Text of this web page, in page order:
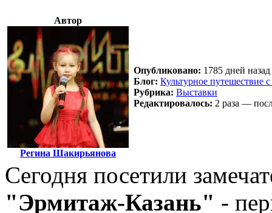
Автор
Регина Шакирьянова
Опубликовано: 1785 дней
Блог: Культурное путешествие
Рубрика: Выставки
Редактировалось: 2 раза —
Сегодня посетили
"Эрмитаж-Казань" -